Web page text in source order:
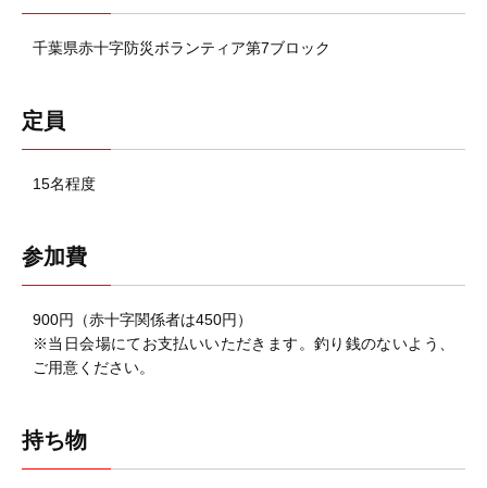
千葉県赤十字防災ボランティア第7ブロック
定員
15名程度
参加費
900円（赤十字関係者は450円）
※当日会場にてお支払いいただきます。釣り銭のないよう、
ご用意ください。
持ち物